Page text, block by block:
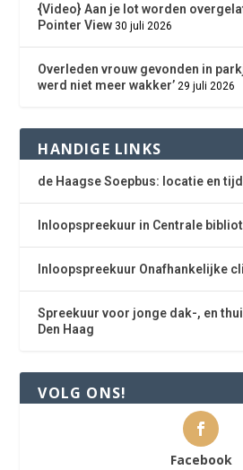
{Video} Aan je lot worden
Pointer View 30 juli 2026
Overleden vrouw gevonden in
werd niet meer wakker’ 29 juli 2026
HANDIGE LINKS
de Haagse Soepbus: locatie en
Inloopspreekuur in Centrale
Inloopspreekuur Onafhankelijke
Spreekuur voor jonge dak-, en
Den Haag
VOLG ONS!
Facebook